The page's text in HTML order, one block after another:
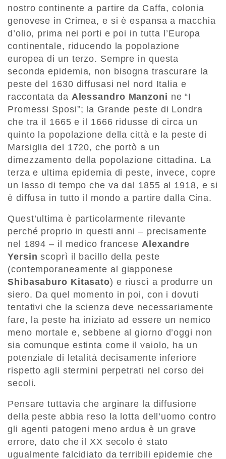
nostro continente a partire da Caffa, colonia
genovese in Crimea, e si è espansa a macchia
d’olio, prima nei porti e poi in tutta l’Europa
continentale, riducendo la popolazione
europea di un terzo. Sempre in questa
seconda epidemia, non bisogna trascurare la
peste del 1630 diffusasi nel nord Italia e
raccontata da Alessandro Manzoni ne “I
Promessi Sposi”; la Grande peste di Londra
che tra il 1665 e il 1666 ridusse di circa un
quinto la popolazione della città e la peste di
Marsiglia del 1720, che portò a un
dimezzamento della popolazione cittadina. La
terza e ultima epidemia di peste, invece, copre
un lasso di tempo che va dal 1855 al 1918, e si
è diffusa in tutto il mondo a partire dalla Cina.
Quest’ultima è particolarmente rilevante
perché proprio in questi anni – precisamente
nel 1894 – il medico francese Alexandre
Yersin scoprì il bacillo della peste
(contemporaneamente al giapponese
Shibasaburo Kitasato) e riuscì a produrre un
siero. Da quel momento in poi, con i dovuti
tentativi che la scienza deve necessariamente
fare, la peste ha iniziato ad essere un nemico
meno mortale e, sebbene al giorno d’oggi non
sia comunque estinta come il vaiolo, ha un
potenziale di letalità decisamente inferiore
rispetto agli stermini perpetrati nel corso dei
secoli.
Pensare tuttavia che arginare la diffusione
della peste abbia reso la lotta dell’uomo contro
gli agenti patogeni meno ardua è un grave
errore, dato che il XX secolo è stato
ugualmente falcidiato da terribili epidemie che